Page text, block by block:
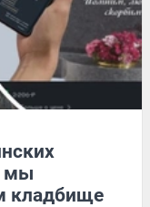
мы
кладбище